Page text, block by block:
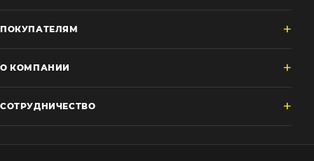
ПОКУПАТЕЛЯМ
О КОМПАНИИ
СОТРУДНИЧЕСТВО